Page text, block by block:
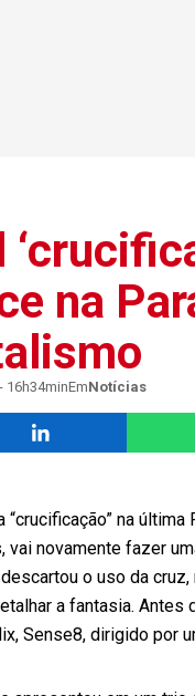
na
16h34minEmNotícias
na
vai novamente fazer
o uso da
a fantasia. Antes
Sense8, dirigido por